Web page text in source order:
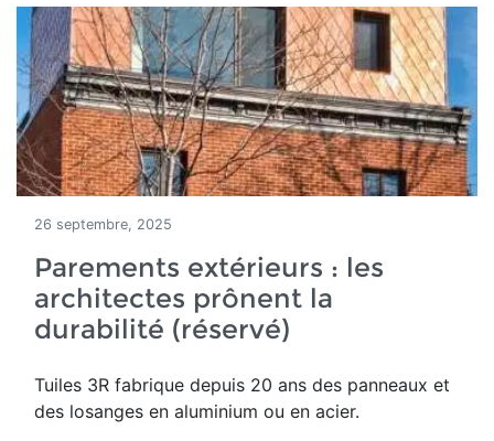
26 septembre, 2025
Parements extérieurs : les
architectes prônent la
durabilité (réservé)
Tuiles 3R fabrique depuis 20 ans des panneaux et
des losanges en aluminium ou en acier.